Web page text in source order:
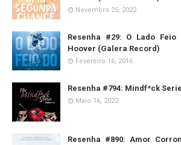
Novembro 25, 2022
Resenha #29: O Lado
Hoover (Galera Record)
Fevereiro 16, 2016
Resenha #794: Mindf*ck
Maio 16, 2022
Resenha #890: Amor